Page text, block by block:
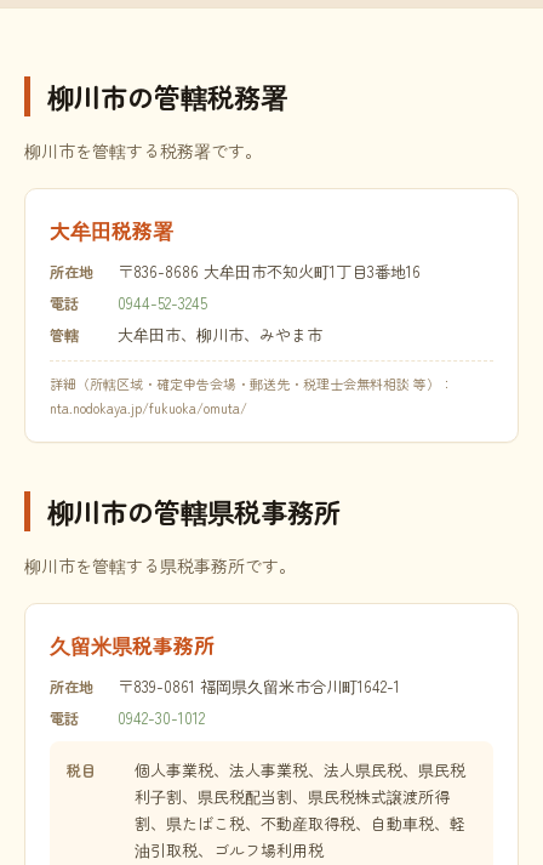
柳川市の管轄税務署
柳川市を管轄する税務署です。
大牟田税務署
所在地 〒836-8686 大牟田市不知火町1丁目3番地16
電話 0944-52-3245
管轄 大牟田市、柳川市、みやま市
詳細（所轄区域・確定申告会場・郵送先・税理士会無料相談 等）：
nta.nodokaya.jp/fukuoka/omuta/
柳川市の管轄県税事務所
柳川市を管轄する県税事務所です。
久留米県税事務所
所在地 〒839-0861 福岡県久留米市合川町1642-1
電話 0942-30-1012
税目
個人事業税、法人事業税、法人県民税、県民税
利子割、県民税配当割、県民税株式譲渡所得
割、県たばこ税、不動産取得税、自動車税、軽
油引取税、ゴルフ場利用税